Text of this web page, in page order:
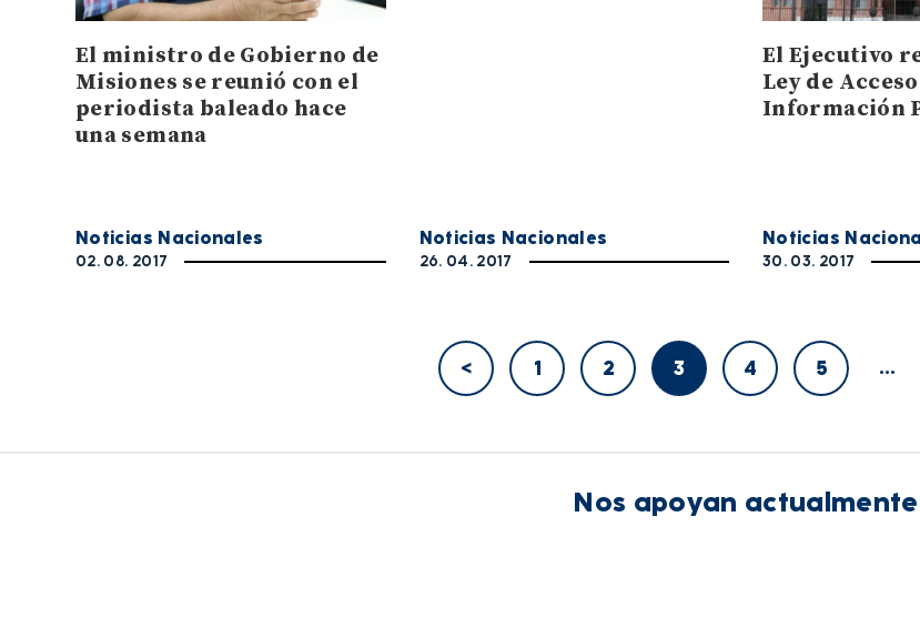
El ministro de Gobierno de
Misiones se reunió con el
periodista baleado hace
una semana
Noticias Nacionales
02. 08. 2017
Noticias Nacionales
26. 04. 2017
El Ejecutivo
Ley de
Información
Noticias
30. 03. 2017
< 1 2 3 4 5 …
Nos apoyan actualmente